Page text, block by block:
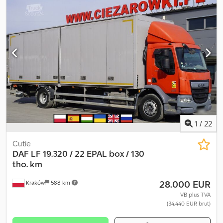
4.460 cc Tracțiune: 4×2 Suspensie pneumatică Cutie de viteze
automată Cabină de zi Aer condiționat Radio Stație CB Tachograf
AdBlue Blocare punte Caroserie porta-container Plandex
Dimensiuni interioare: Lungime: 745 cm Lățime: 250 cm Înălțime:
220 cm Capacitate: 18 europaleți Platformă de încărcare BAR
Cargolift Capacitate maximă: 1.500 kg Dwsdezrlc Eepfx Anpja
Vehicul achiziționat și verificat la dealer DAF din Polonia 100%
fără accidente, 1 proprietar, documentație completă Stare
tehnică și vizuală impecabilă
1 / 22
Kraków 588 km
Cutie
DAF LF 19.320 / 22 EPAL box / 130
tho. km
28.000 EUR
VB plus TVA
(34.440 EUR brut)